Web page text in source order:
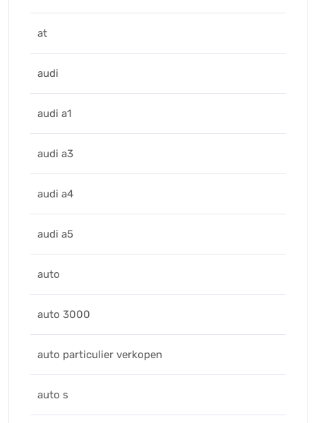
at
audi
audi a1
audi a3
audi a4
audi a5
auto
auto 3000
auto particulier verkopen
auto s